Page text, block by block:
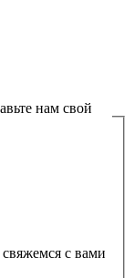
нам свой
с вами